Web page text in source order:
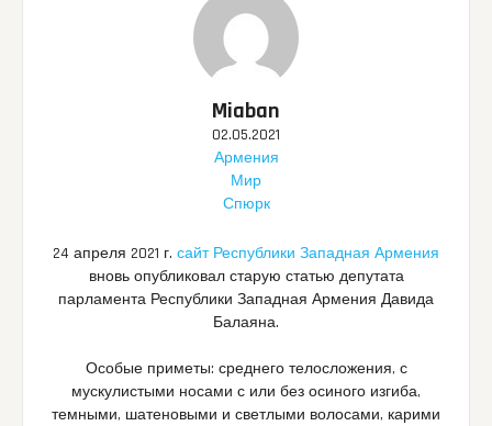
Miaban
02.05.2021
Армения
Мир
Спюрк
24 апреля 2021 г. сайт Республики Западная Армения
вновь опубликовал старую статью депутата
парламента Республики Западная Армения Давида
Балаяна.
Особые приметы: среднего телосложения, с
мускулистыми носами с или без осиного изгиба,
темными, шатеновыми и светлыми волосами, карими